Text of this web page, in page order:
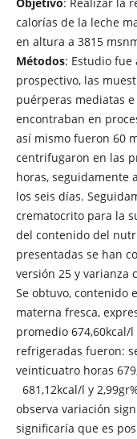
calorías de la leche
en altura a 3815
Métodos: Estudio fue
prospectivo, las
puérperas mediatas
encontraban en
así mismo fueron 60
centrifugaron en las
horas, seguidamente
los seis días.
crematocrito para la
del contenido del
presentadas se han
versión 25 y varianza
Se obtuvo, contenido
materna fresca,
promedio 674,60kcal/
refrigeradas fueron:
veinticuatro horas
681,12kcal/l y
observa variación
significaría que es